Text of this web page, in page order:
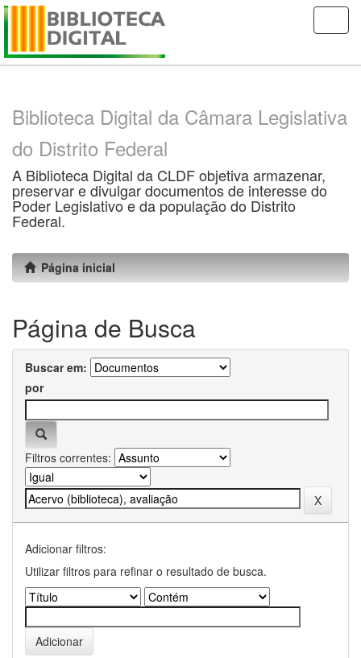
Skip
Biblioteca Digital da Câmara Legislativa
do Distrito Federal
A Biblioteca Digital da CLDF objetiva armazenar,
preservar e divulgar documentos de interesse do
Poder Legislativo e da população do Distrito
Federal.
Página inicial
Página de Busca
Buscar em:
por
Filtros correntes:
Adicionar filtros:
Utilizar filtros para refinar o resultado de busca.